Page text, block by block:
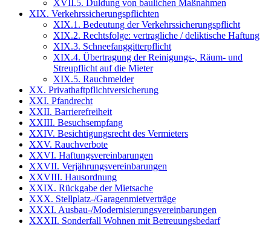
XVII.5. Duldung von baulichen Maßnahmen
XIX. Verkehrssicherungspflichten
XIX.1. Bedeutung der Verkehrssicherungspflicht
XIX.2. Rechtsfolge: vertragliche / deliktische Haftung
XIX.3. Schneefanggitterpflicht
XIX.4. Übertragung der Reinigungs-, Räum- und
Streupflicht auf die Mieter
XIX.5. Rauchmelder
XX. Privathaftpflichtversicherung
XXI. Pfandrecht
XXII. Barrierefreiheit
XXIII. Besuchsempfang
XXIV. Besichtigungsrecht des Vermieters
XXV. Rauchverbote
XXVI. Haftungsvereinbarungen
XXVII. Verjährungsvereinbarungen
XXVIII. Hausordnung
XXIX. Rückgabe der Mietsache
XXX. Stellplatz-/Garagenmietverträge
XXXI. Ausbau-/Modernisierungsvereinbarungen
XXXII. Sonderfall Wohnen mit Betreuungsbedarf